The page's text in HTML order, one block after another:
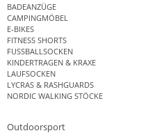
BADEANZÜGE
CAMPINGMÖBEL
E-BIKES
FITNESS SHORTS
FUSSBALLSOCKEN
KINDERTRAGEN & KRAXE
LAUFSOCKEN
LYCRAS & RASHGUARDS
NORDIC WALKING STÖCKE
Outdoorsport